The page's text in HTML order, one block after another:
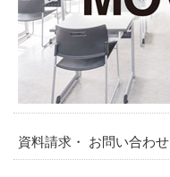
資料請求・ お問い合わせ